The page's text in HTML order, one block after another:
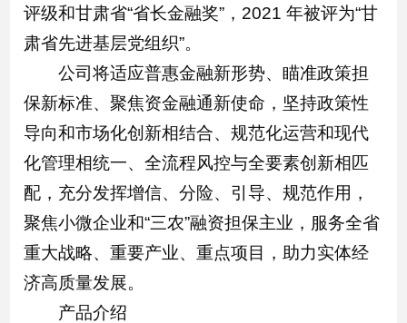
评级和甘肃省“省长金融奖”，2021 年被评为“甘
肃省先进基层党组织”。
公司将适应普惠金融新形势、瞄准政策担
保新标准、聚焦资金融通新使命，坚持政策性
导向和市场化创新相结合、规范化运营和现代
化管理相统一、全流程风控与全要素创新相匹
配，充分发挥增信、分险、引导、规范作用，
聚焦小微企业和“三农”融资担保主业，服务全省
重大战略、重要产业、重点项目，助力实体经
济高质量发展。
产品介绍